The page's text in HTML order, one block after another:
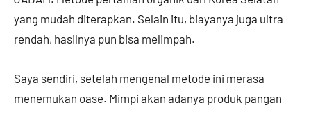
yang mudah diterapkan. Selain itu, biayanya juga ultra
rendah, hasilnya pun bisa melimpah.
Saya sendiri, setelah mengenal metode ini merasa
menemukan oase. Mimpi akan adanya produk pangan